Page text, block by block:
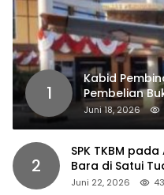
1
Kabid
Pembelian
Dipaksakan
Juni 18, 2026
2
SPK TKBM
Bara di Satui
Juni 22, 2026